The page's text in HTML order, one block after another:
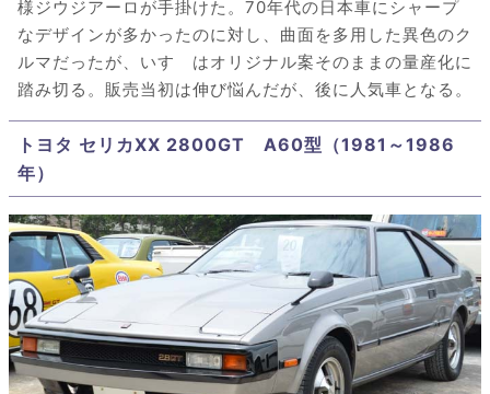
様ジウジアーロが手掛けた。70年代の日本車にシャープ
なデザインが多かったのに対し、曲面を多用した異色のク
ルマだったが、いすゞはオリジナル案そのままの量産化に
踏み切る。販売当初は伸び悩んだが、後に人気車となる。
トヨタ セリカXX 2800GT A60型（1981～1986
年）